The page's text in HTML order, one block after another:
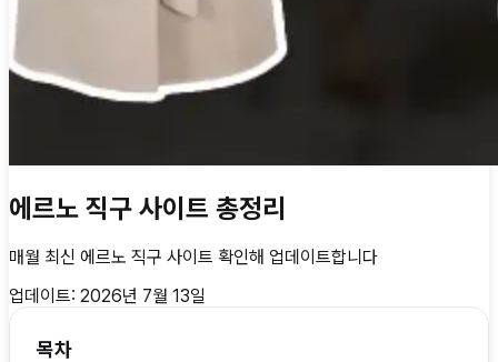
에르노 직구 사이트 총정리
매월 최신 에르노 직구 사이트 확인해 업데이트합니다
업데이트: 2026년 7월 13일
목차